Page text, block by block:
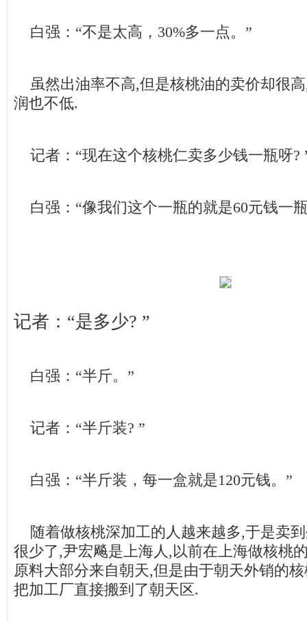
白强：“不是太高，30%多一点。”
虽然出油率不高,但是核桃油的卖价却很
润也不低.
记者：“现在这个核桃仁卖多少钱一瓶呀?
白强：“像我们这个一瓶的就是60元钱一
记者：“是多少? ”
白强：“半斤。”
记者：“半斤装? ”
白强：“半斤装，每一盒就是120元钱。”
随着做核桃深加工的人越来越多,于是卖
很少了,尹宏飚是上海人,以前在上海做核桃
原料大部分来自朝天,但是由于朝天外销的
把加工厂直接搬到了朝天区.